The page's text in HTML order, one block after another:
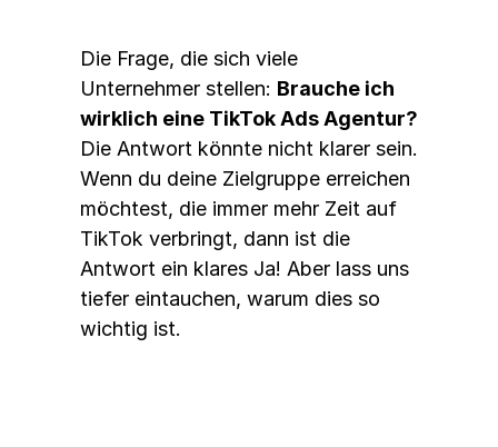
Die Frage, die sich viele
Unternehmer stellen: Brauche ich
wirklich eine TikTok Ads Agentur?
Die Antwort könnte nicht klarer sein.
Wenn du deine Zielgruppe erreichen
möchtest, die immer mehr Zeit auf
TikTok verbringt, dann ist die
Antwort ein klares Ja! Aber lass uns
tiefer eintauchen, warum dies so
wichtig ist.